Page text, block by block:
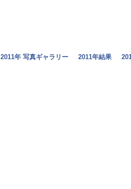
2011年 写真ギャラリー 2011年結果